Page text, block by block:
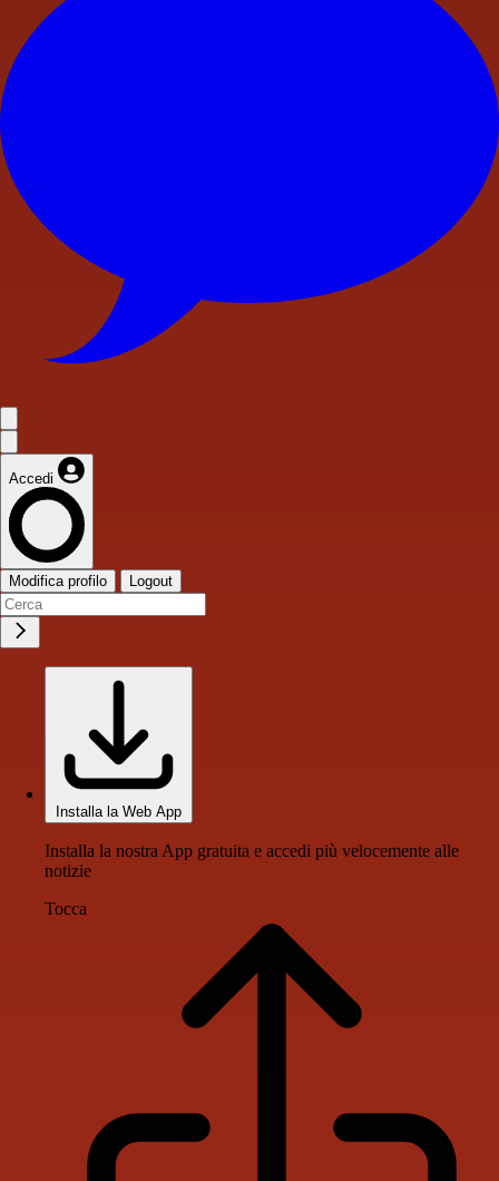
Accedi
Modifica profilo Logout
Installa la Web App
Installa la nostra App gratuita e accedi più velocemente alle
notizie
Tocca